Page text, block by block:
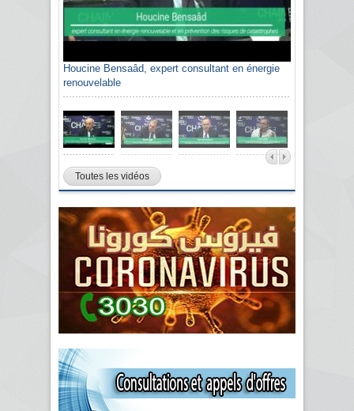
Houcine Bensaâd, expert consultant en énergie
renouvelable
Toutes les vidéos